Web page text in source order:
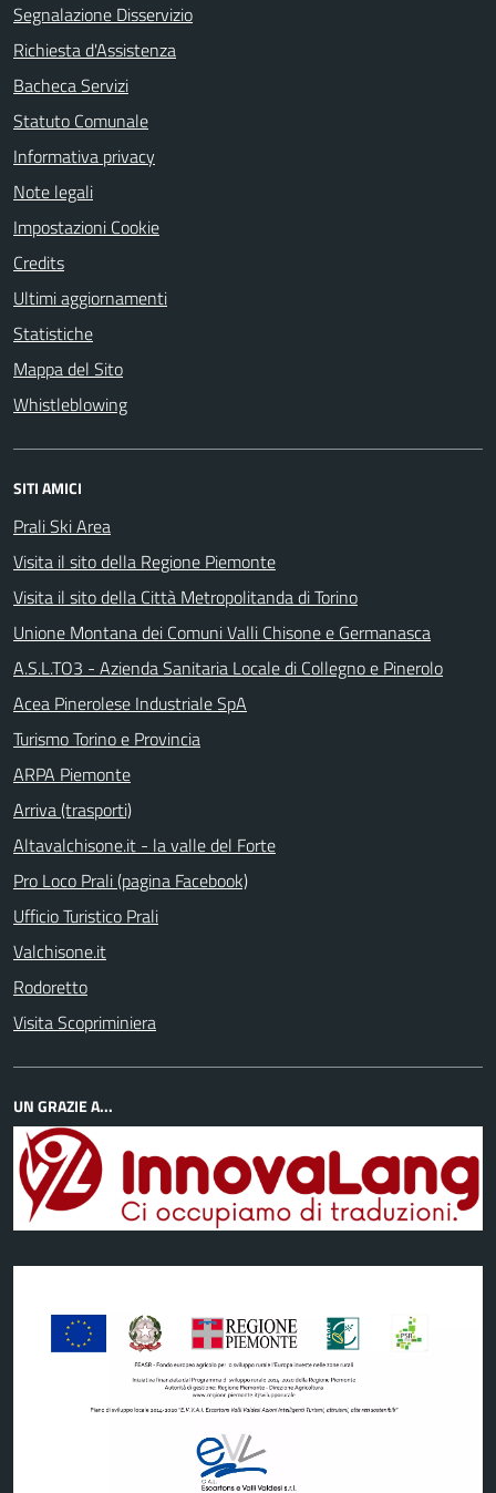
Segnalazione Disservizio
Richiesta d'Assistenza
Bacheca Servizi
Statuto Comunale
Informativa privacy
Note legali
Impostazioni Cookie
Credits
Ultimi aggiornamenti
Statistiche
Mappa del Sito
Whistleblowing
SITI AMICI
Prali Ski Area
Visita il sito della Regione Piemonte
Visita il sito della Città Metropolitanda di Torino
Unione Montana dei Comuni Valli Chisone e Germanasca
A.S.L.TO3 - Azienda Sanitaria Locale di Collegno e Pinerolo
Acea Pinerolese Industriale SpA
Turismo Torino e Provincia
ARPA Piemonte
Arriva (trasporti)
Altavalchisone.it - la valle del Forte
Pro Loco Prali (pagina Facebook)
Ufficio Turistico Prali
Valchisone.it
Rodoretto
Visita Scopriminiera
UN GRAZIE A...